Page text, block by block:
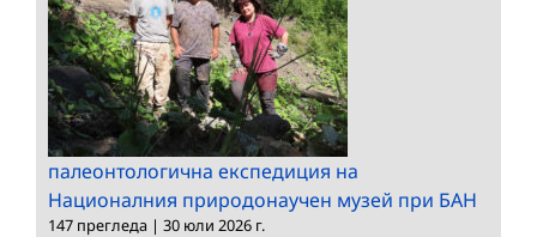
палеонтологична експедиция на
Националния природонаучен музей при БАН
147 прегледа | 30 юли 2026 г.